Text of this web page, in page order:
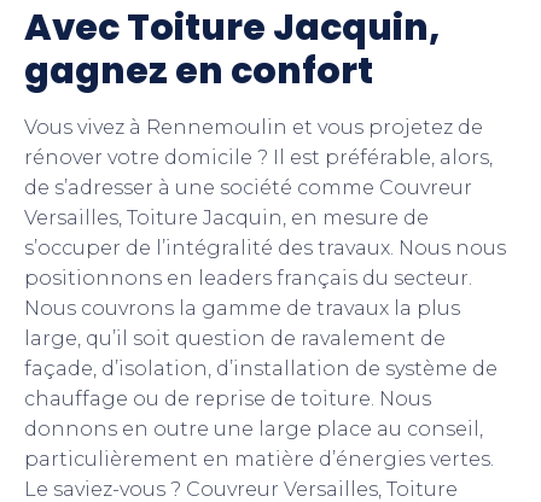
Avec Toiture Jacquin,
gagnez en confort
Vous vivez à Rennemoulin et vous projetez de
rénover votre domicile ? Il est préférable, alors,
de s’adresser à une société comme Couvreur
Versailles, Toiture Jacquin, en mesure de
s’occuper de l’intégralité des travaux. Nous nous
positionnons en leaders français du secteur.
Nous couvrons la gamme de travaux la plus
large, qu’il soit question de ravalement de
façade, d’isolation, d’installation de système de
chauffage ou de reprise de toiture. Nous
donnons en outre une large place au conseil,
particulièrement en matière d’énergies vertes.
Le saviez-vous ? Couvreur Versailles, Toiture